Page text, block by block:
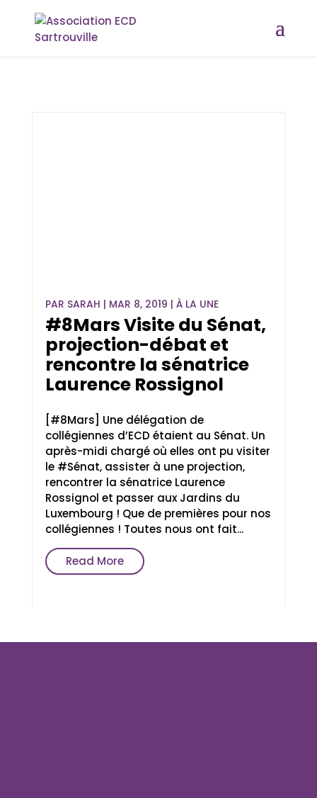
PAR SARAH | MAR 8, 2019 |À LA UNE
#8Mars Visite du Sénat,
projection-débat et
rencontre la sénatrice
Laurence Rossignol
[#8Mars] Une délégation de
collégiennes d’ECD étaient au Sénat. Un
après-midi chargé où elles ont pu visiter
le #Sénat, assister à une projection,
rencontrer la sénatrice Laurence
Rossignol et passer aux Jardins du
Luxembourg ! Que de premières pour nos
collégiennes ! Toutes nous ont fait...
Read More